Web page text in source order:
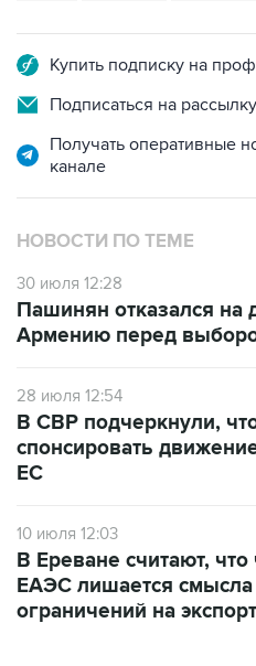
Купить подписку на
Подписаться на
Получать оперативные
канале
НОВОСТИ ПО ТЕМЕ
30 июля 12:28
Пашинян отказался на
Армению перед
28 июля 12:54
В СВР подчеркнули,
спонсировать
ЕС
10 июля 12:03
В Ереване считают,
ЕАЭС лишается смысла
ограничений на